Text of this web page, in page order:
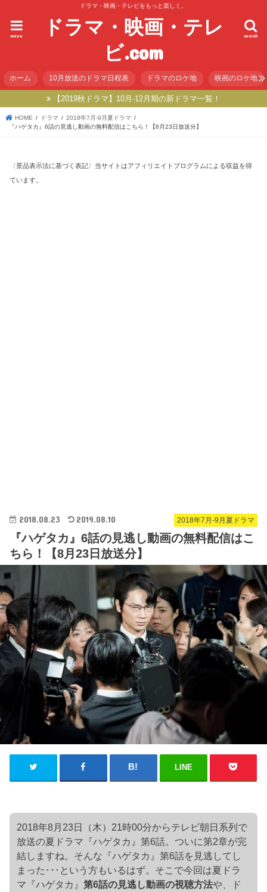
ドラマ・映画・テレビをもっと楽しく。
ドラマ・映画・テレ
ビ.com
search
menu
ホーム 10月放送のドラマ日程表 ドラマのロケ地 映画のロケ地
【2019秋ドラマ】10月-12月期の新ドラマ一覧！
HOME ドラマ
2018年7月-9月夏ドラマ
『ハゲタカ』6話の見逃し動画の無料配信はこちら！【8月23日放送分】
〈景品表示法に基づく表記〉当サイトはアフィリエイトプログラムによる収益を得
ています。
2018年7月-9月夏ドラマ
2018.08.23 2019.08.10
『ハゲタカ』6話の見逃し動画の無料配信はこ
ちら！【8月23日放送分】
LINE
2018年8月23日（木）21時00分からテレビ朝日系列で
放送の夏ドラマ『ハゲタカ』第6話。ついに第2章が完
結しますね。そんな『ハゲタカ』第6話を見逃してし
まった･･･という方もいるはず。そこで今回は夏ドラ
マ『ハゲタカ』第6話の見逃し動画の視聴方法や、ド